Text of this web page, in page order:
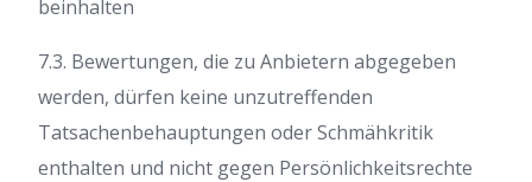
beinhalten
7.3. Bewertungen, die zu Anbietern abgegeben
werden, dürfen keine unzutreffenden
Tatsachenbehauptungen oder Schmähkritik
enthalten und nicht gegen Persönlichkeitsrechte